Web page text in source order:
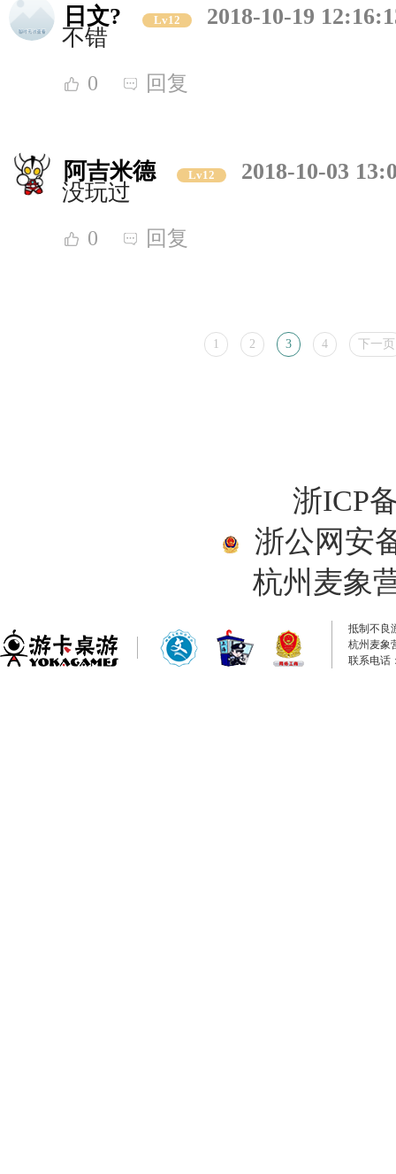
日文? Lv12
2018-10-19
不错
0 回复
阿吉米德 Lv12
2018-10-03
没玩过
0 回复
1 2 3 4 下一页
浙ICP
浙公网安
杭州麦象
抵制不良
杭州麦象
联系电话